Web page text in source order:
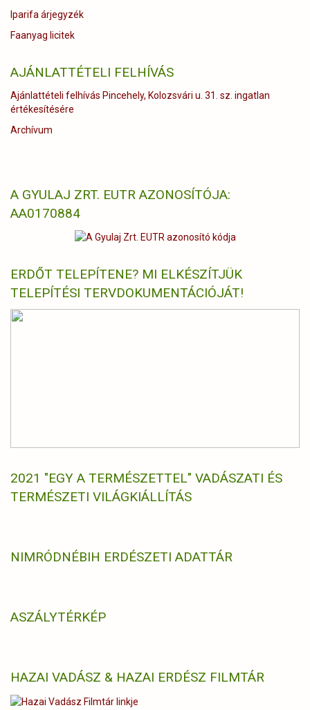
Iparifa árjegyzék
Faanyag licitek
AJÁNLATTÉTELI FELHÍVÁS
Ajánlattételi felhívás Pincehely, Kolozsvári u. 31. sz. ingatlan
értékesítésére
Archívum
A GYULAJ ZRT. EUTR AZONOSÍTÓJA:
AA0170884
ERDŐT TELEPÍTENE? MI ELKÉSZÍTJÜK
TELEPÍTÉSI TERVDOKUMENTÁCIÓJÁT!
2021 "EGY A TERMÉSZETTEL" VADÁSZATI ÉS
TERMÉSZETI VILÁGKIÁLLÍTÁS
NIMRÓDNÉBIH ERDÉSZETI ADATTÁR
ASZÁLYTÉRKÉP
HAZAI VADÁSZ & HAZAI ERDÉSZ FILMTÁR